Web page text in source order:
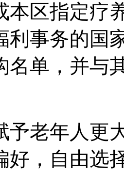
本区指定疗
利事务的国
名单，并与
予老年人更
好，自由选